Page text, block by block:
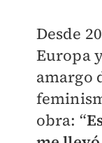
Desde
Europa
amargo
obra: “